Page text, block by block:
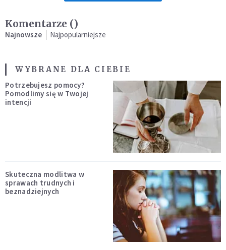
Komentarze ()
Najnowsze Najpopularniejsze
WYBRANE DLA CIEBIE
Potrzebujesz pomocy?
Pomodlimy się w Twojej
intencji
Skuteczna modlitwa w
sprawach trudnych i
beznadziejnych